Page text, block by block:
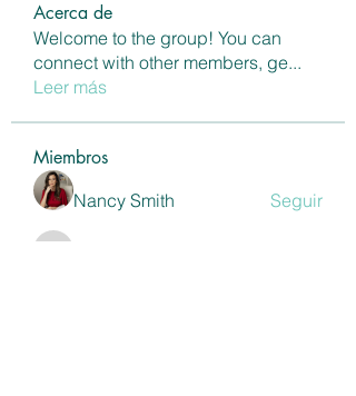
Acerca de
Welcome to the group! You can
connect with other members, ge...
Leer más
Miembros
Nancy Smith Seguir